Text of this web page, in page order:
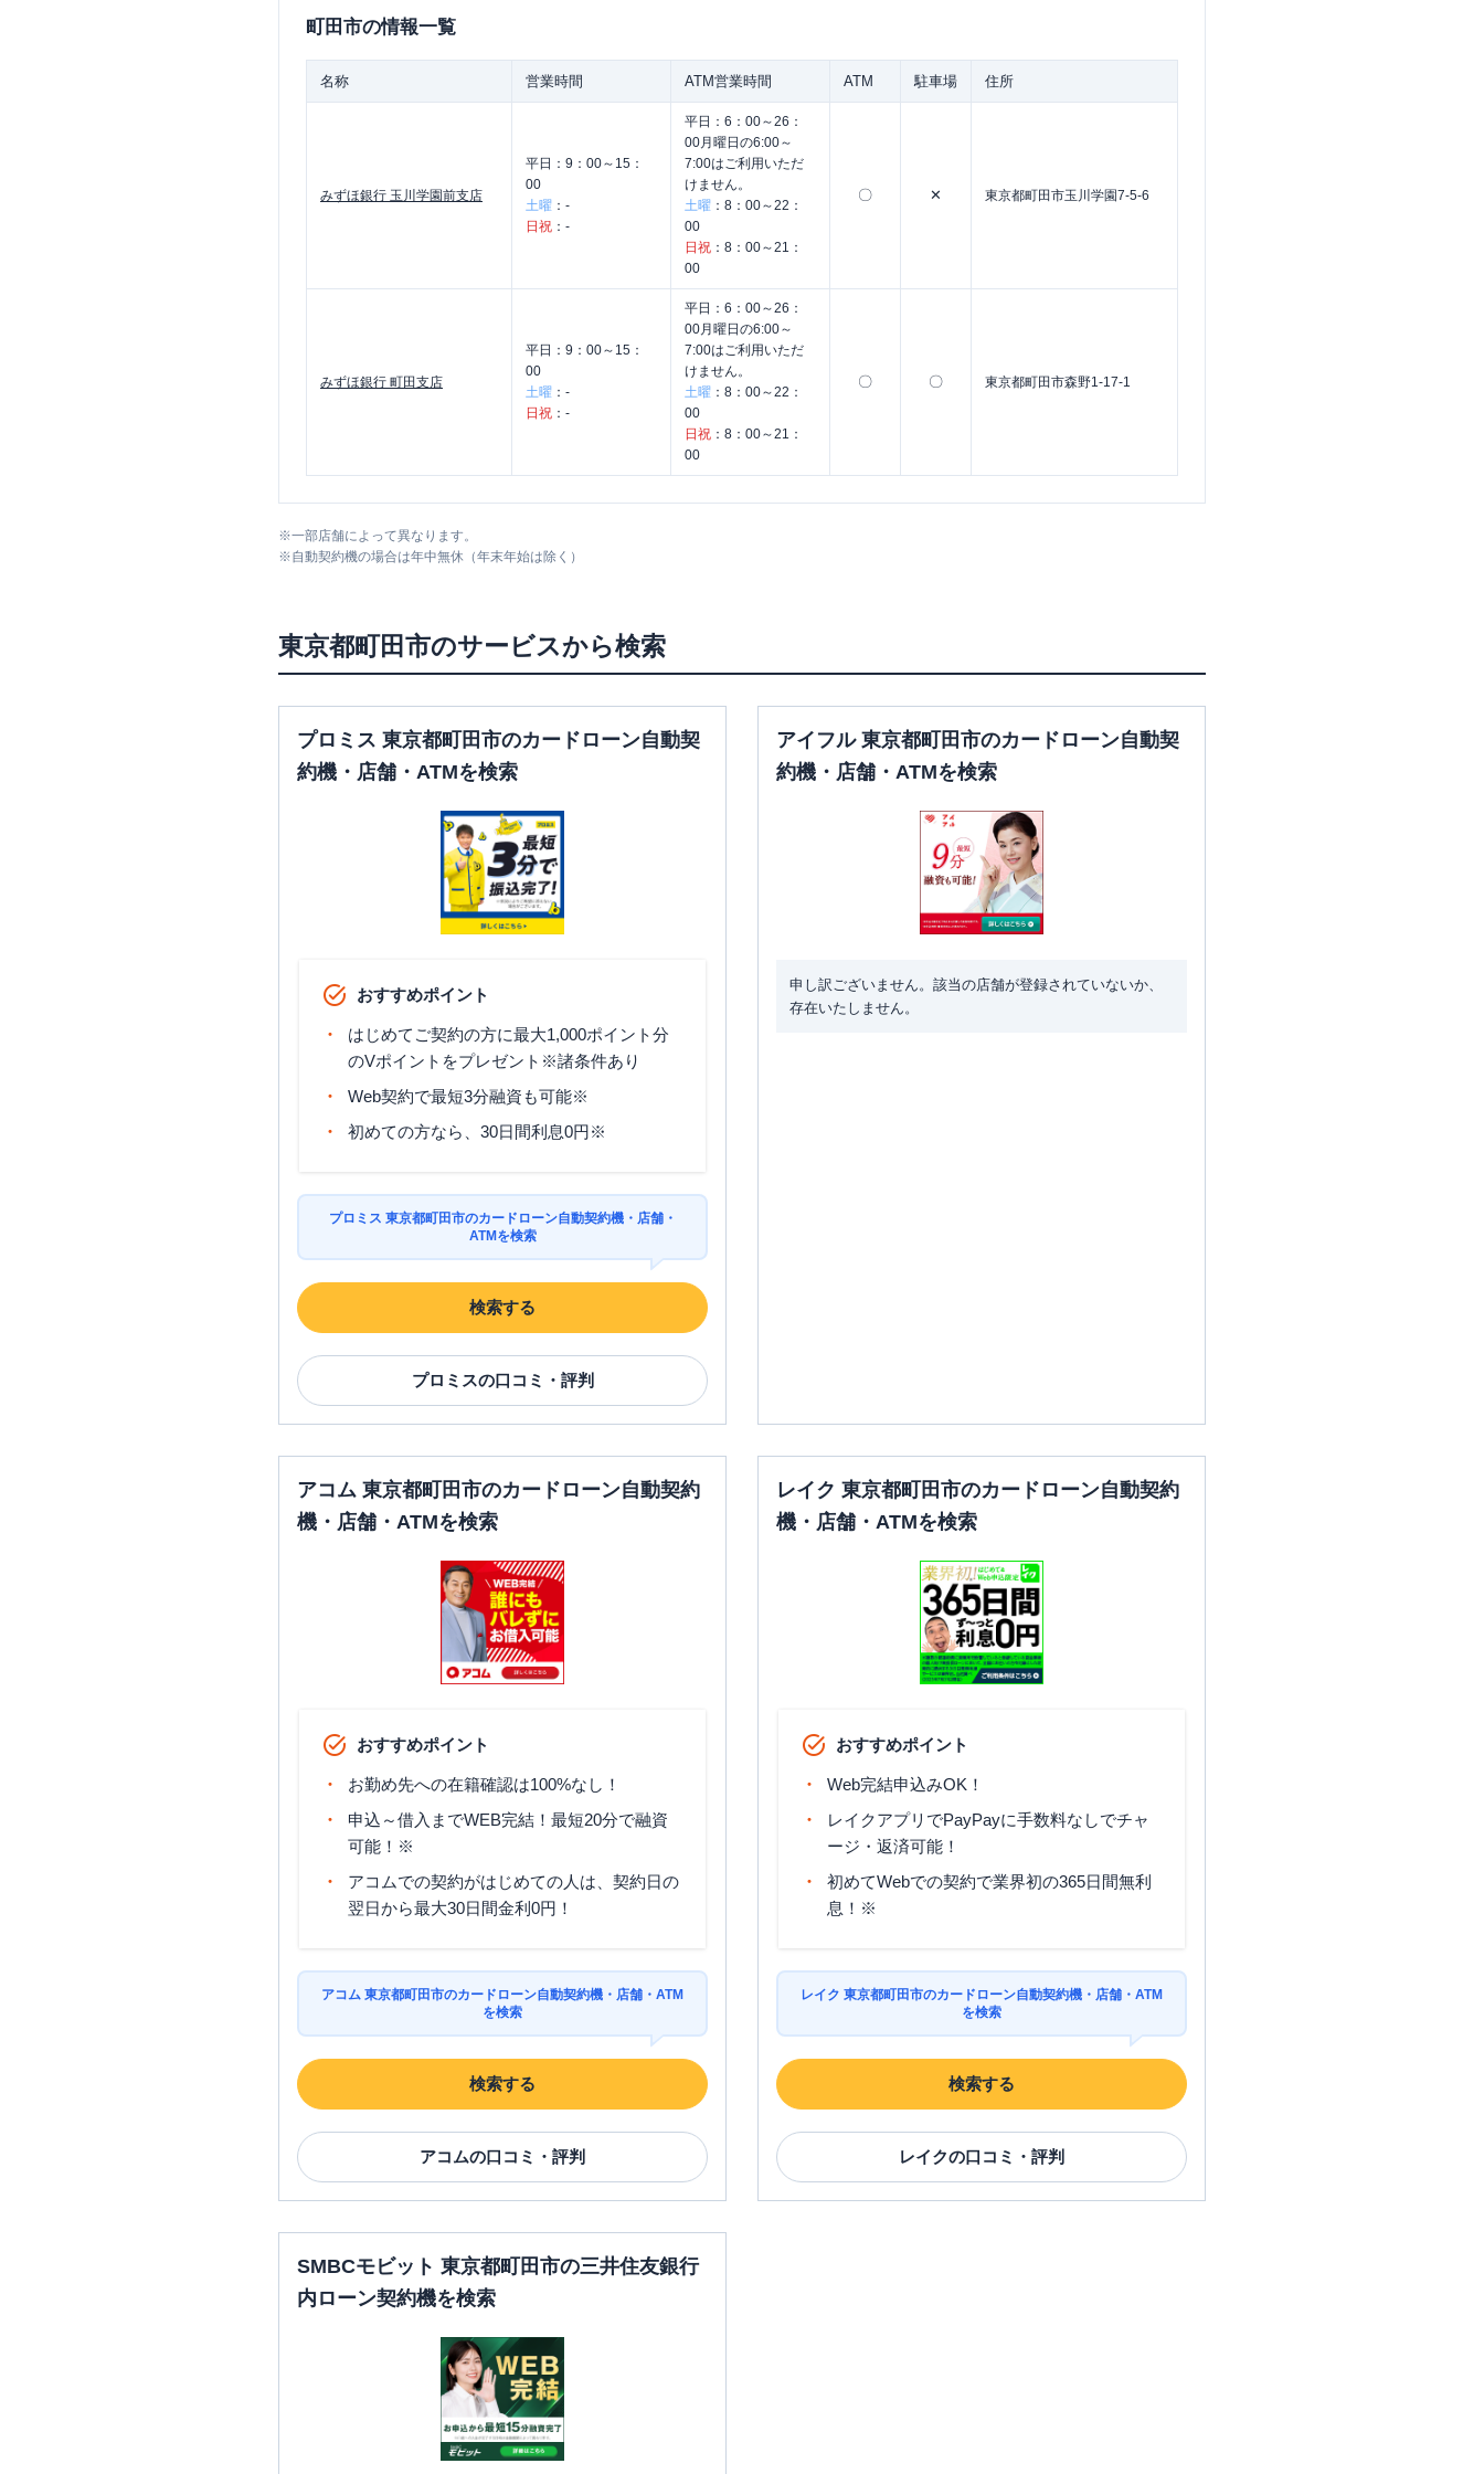
町田市の情報一覧
名称 営業時間 ATM営業時間 ATM 駐車場 住所
みずほ銀行 玉川学園前支店
平日： 9：00～15：
00
土曜 ： -
日祝 ： -
平日： 6：00～26：
00月曜日の6:00～
7:00はご利用いただ
けません。
土曜 ： 8：00～22：
00
日祝 ： 8：00～21：
00
〇 ✕ 東京都町田市玉川学園7-5-6
みずほ銀行 町田支店
平日： 9：00～15：
00
土曜 ： -
日祝 ： -
平日： 6：00～26：
00月曜日の6:00～
7:00はご利用いただ
けません。
土曜 ： 8：00～22：
00
日祝 ： 8：00～21：
00
〇 〇 東京都町田市森野1-17-1
※一部店舗によって異なります。
※自動契約機の場合は年中無休（年末年始は除く）
東京都町田市のサービスから検索
プロミス 東京都町田市のカードローン自動契
約機・店舗・ATMを検索
おすすめポイント
はじめてご契約の方に最大1,000ポイント分
のVポイントをプレゼント※諸条件あり
Web契約で最短3分融資も可能※
初めての方なら、30日間利息0円※
プロミス 東京都町田市のカードローン自動契約機・店舗・
ATMを検索
検索する
プロミスの口コミ・評判
アイフル 東京都町田市のカードローン自動契
約機・店舗・ATMを検索
申し訳ございません。該当の店舗が登録されていないか、
存在いたしません。
アコム 東京都町田市のカードローン自動契約
機・店舗・ATMを検索
おすすめポイント
お勤め先への在籍確認は100%なし！
申込～借入までWEB完結！最短20分で融資
可能！※
アコムでの契約がはじめての人は、契約日の
翌日から最大30日間金利0円！
アコム 東京都町田市のカードローン自動契約機・店舗・ATM
を検索
検索する
アコムの口コミ・評判
レイク 東京都町田市のカードローン自動契約
機・店舗・ATMを検索
おすすめポイント
Web完結申込みOK！
レイクアプリでPayPayに手数料なしでチャ
ージ・返済可能！
初めてWebでの契約で業界初の365日間無利
息！※
レイク 東京都町田市のカードローン自動契約機・店舗・ATM
を検索
検索する
レイクの口コミ・評判
SMBCモビット 東京都町田市の三井住友銀行
内ローン契約機を検索